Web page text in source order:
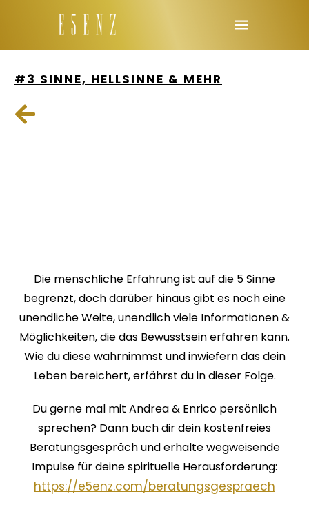
#3 SINNE, HELLSINNE & MEHR
Die menschliche Erfahrung ist auf die 5 Sinne
begrenzt, doch darüber hinaus gibt es noch eine
unendliche Weite, unendlich viele Informationen &
Möglichkeiten, die das Bewusstsein erfahren kann.
Wie du diese wahrnimmst und inwiefern das dein
Leben bereichert, erfährst du in dieser Folge.
Du gerne mal mit Andrea & Enrico persönlich
sprechen? Dann buch dir dein kostenfreies
Beratungsgespräch und erhalte wegweisende
Impulse für deine spirituelle Herausforderung:
https://⁠⁠⁠⁠⁠⁠⁠⁠e5enz.com/beratungsgespraech